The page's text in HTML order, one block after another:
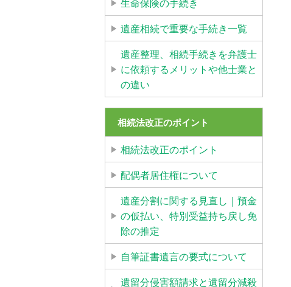
遺産相続で重要な手続き一覧
遺産整理、相続手続きを弁護士
に依頼するメリットや他士業と
の違い
相続法改正のポイント
相続法改正のポイント
配偶者居住権について
遺産分割に関する見直し｜預金
の仮払い、特別受益持ち戻し免
除の推定
自筆証書遺言の要式について
遺留分侵害額請求と遺留分減殺